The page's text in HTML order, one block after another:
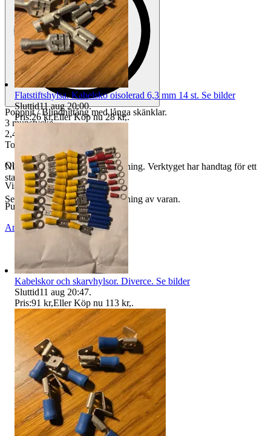
Poppnit / Blindnittång med långa skänklar.
3 munstycke
2,4-4,8
Totallängd 50 cm.
Nitverktyg för olika typer av nitning. Verktyget har handtag för ett
stadigt grepp.
Se bilder och få en egen uppfattning av varan.
Objektnr 740 406 772
Visningar 232
Publicerad 13 jul 22:24
Anmäl Sälj liknande
Flatstiftshylsa. Kabelsko oisolerad 6,3 mm 14 st. Se bilder
Sluttid11 aug 20:00.
Pris:26 kr,Eller Köp nu 28 kr,.
Kabelskor och skarvhylsor. Diverce. Se bilder
Sluttid11 aug 20:47.
Pris:91 kr,Eller Köp nu 113 kr,.